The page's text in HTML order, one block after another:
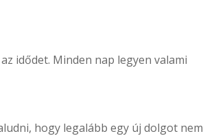
idődet. Minden nap legyen valami
hogy legalább egy új dolgot nem